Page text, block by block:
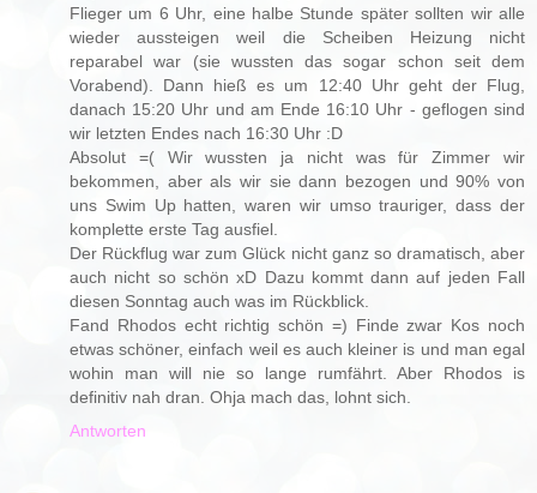
Flieger um 6 Uhr, eine halbe Stunde später sollten wir alle
wieder aussteigen weil die Scheiben Heizung nicht
reparabel war (sie wussten das sogar schon seit dem
Vorabend). Dann hieß es um 12:40 Uhr geht der Flug,
danach 15:20 Uhr und am Ende 16:10 Uhr - geflogen sind
wir letzten Endes nach 16:30 Uhr :D
Absolut =( Wir wussten ja nicht was für Zimmer wir
bekommen, aber als wir sie dann bezogen und 90% von
uns Swim Up hatten, waren wir umso trauriger, dass der
komplette erste Tag ausfiel.
Der Rückflug war zum Glück nicht ganz so dramatisch, aber
auch nicht so schön xD Dazu kommt dann auf jeden Fall
diesen Sonntag auch was im Rückblick.
Fand Rhodos echt richtig schön =) Finde zwar Kos noch
etwas schöner, einfach weil es auch kleiner is und man egal
wohin man will nie so lange rumfährt. Aber Rhodos is
definitiv nah dran. Ohja mach das, lohnt sich.
Antworten